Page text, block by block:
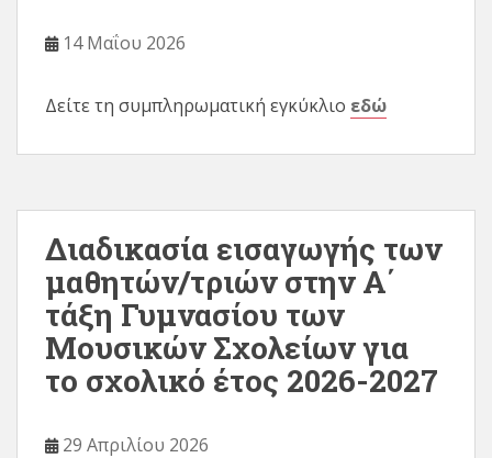
14 Μαΐου 2026
Δείτε τη συμπληρωματική εγκύκλιο εδώ
Διαδικασία εισαγωγής των
μαθητών/τριών στην Α΄
τάξη Γυμνασίου των
Μουσικών Σχολείων για
το σχολικό έτος 2026-2027
29 Απριλίου 2026